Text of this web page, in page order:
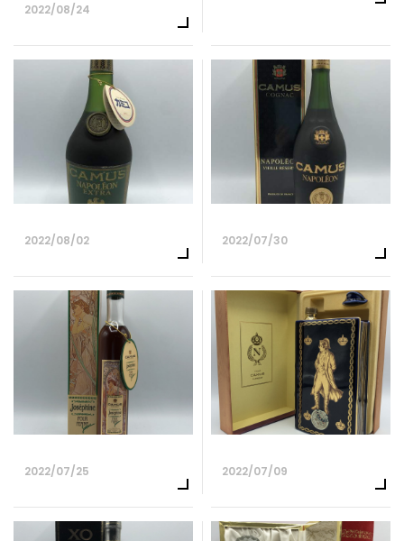
2022/08/24
2022/08/02 2022/07/30
2022/07/25 2022/07/09